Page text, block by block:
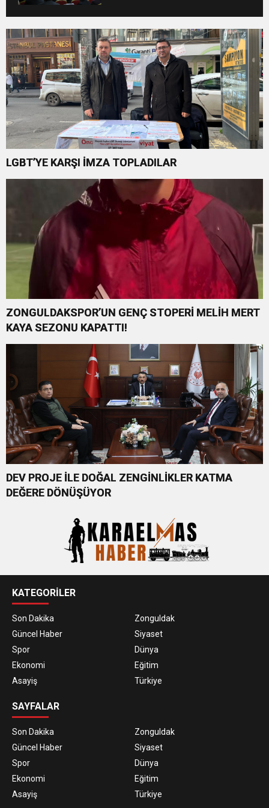
LGBT’YE KARŞI İMZA TOPLADILAR
ZONGULDAKSPOR’UN GENÇ STOPERİ MELİH MERT
KAYA SEZONU KAPATTI!
DEV PROJE İLE DOĞAL ZENGİNLİKLER KATMA
DEĞERE DÖNÜŞÜYOR
KATEGORİLER
Son Dakika
Zonguldak
Güncel Haber
Siyaset
Spor
Dünya
Ekonomi
Eğitim
Asayiş
Türkiye
SAYFALAR
Son Dakika
Zonguldak
Güncel Haber
Siyaset
Spor
Dünya
Ekonomi
Eğitim
Asayiş
Türkiye